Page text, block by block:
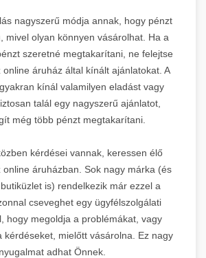
nagyszerű módja annak, hogy pénzt
mivel olyan könnyen vásárolhat. Ha a
szeretné megtakarítani, ne felejtse
áruház által kínált ajánlatokat. A
kínál valamilyen eladást vagy
talál egy nagyszerű ajánlatot,
még több pénzt megtakarítani.
kérdései vannak, keressen élő
online áruházban. Sok nagy márka (és
is) rendelkezik már ezzel a
cseveghet egy ügyfélszolgálati
hogy megoldja a problémákat, vagy
kérdéseket, mielőtt vásárolna. Ez nagy
nyugalmat adhat Önnek.